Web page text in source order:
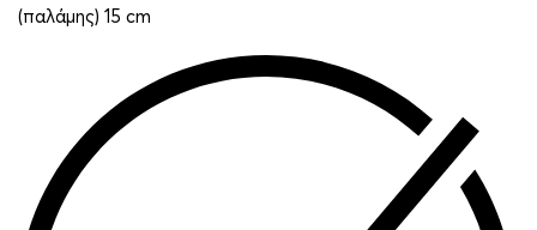
(παλάμης) 15 cm